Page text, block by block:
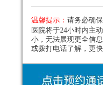
温馨提示： 请务必确
医院将于24小时内主
小，无法展现更全信
或拨打电话了解，更快